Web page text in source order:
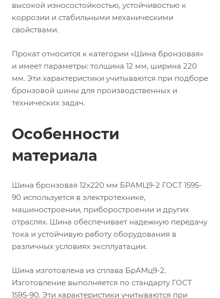
высокой износостойкостью, устойчивостью к
коррозии и стабильными механическими
свойствами.
Прокат относится к категории «Шина бронзовая»
и имеет параметры: толщина 12 мм, ширина 220
мм. Эти характеристики учитываются при подборе
бронзовой шины для производственных и
технических задач.
Особенности
материала
Шина бронзовая 12х220 мм БРАМЦ9-2 ГОСТ 1595-
90 используется в электротехнике,
машиностроении, приборостроении и других
отраслях. Шина обеспечивает надежную передачу
тока и устойчивую работу оборудования в
различных условиях эксплуатации.
Шина изготовлена из сплава БрАМц9-2.
Изготовление выполняется по стандарту ГОСТ
1595-90. Эти характеристики учитываются при